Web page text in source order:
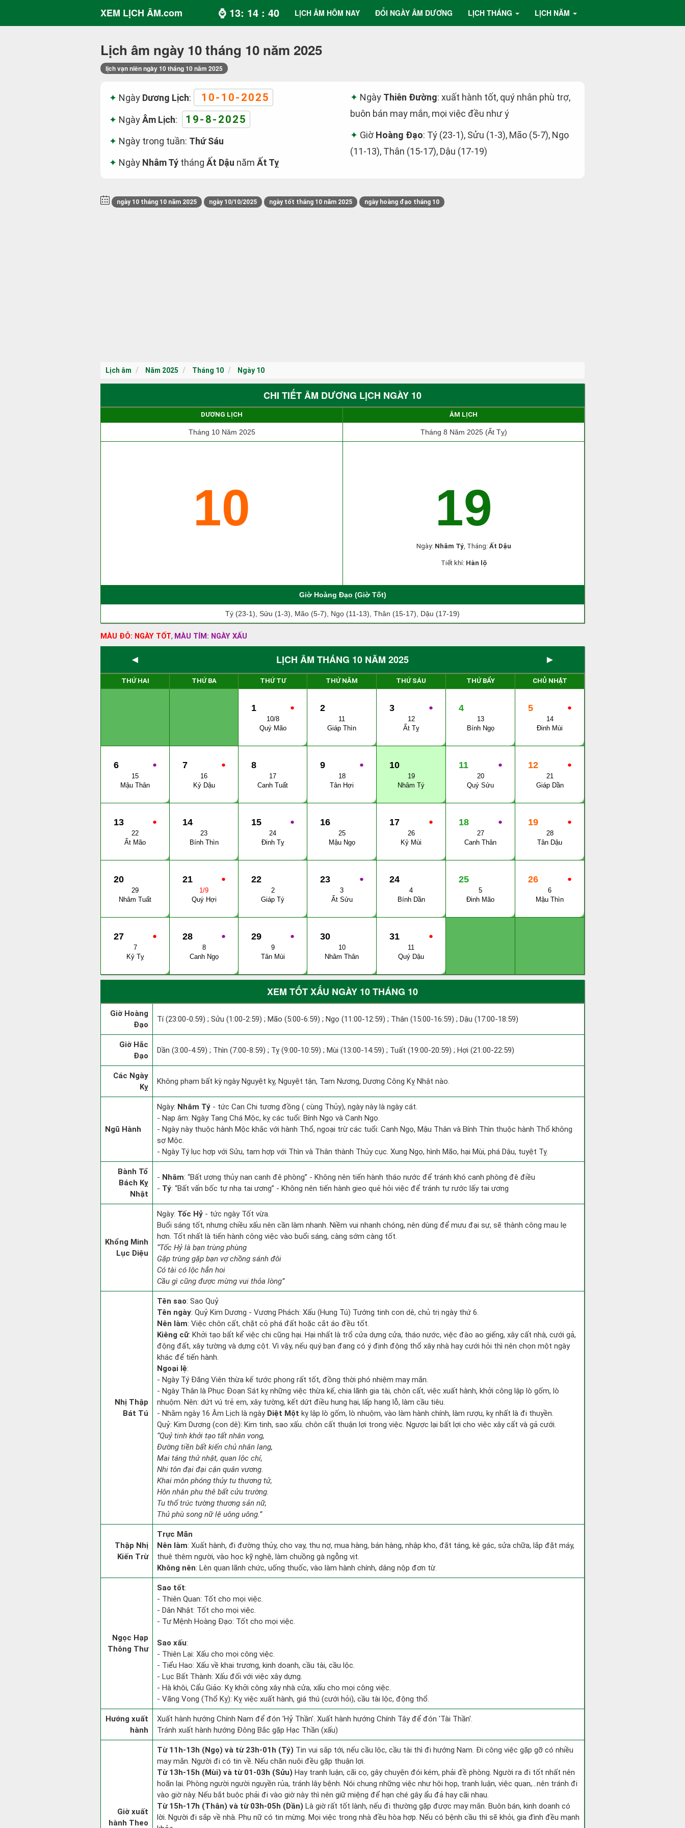
XEM LỊCH ÂM.com ⌚ 13: 14 : 40 LỊCH ÂM HÔM NAY ĐỔI NGÀY ÂM DƯƠNG LỊCH THÁNG LỊCH NĂM
Lịch âm ngày 10 tháng 10 năm 2025
lịch vạn niên ngày 10 tháng 10 năm 2025
Ngày Dương Lịch: 10-10-2025
NgàyÂm Lịch: 19-8-2025
Ngày trong tuần: Thứ Sáu
Ngày Nhâm Tý tháng Ất Dậu năm Ất Tỵ
Ngày Thiên Đường: xuất hành tốt, quý nhân phù trợ,
buôn bán may mắn, mọi việc đều như ý
Giờ Hoàng Đạo: Tý (23-1), Sửu (1-3), Mão (5-7), Ngọ
(11-13), Thân (15-17), Dậu (17-19)
ngày 10 tháng 10 năm 2025 ngày 10/10/2025 ngày tốt tháng 10 năm 2025 ngày hoàng đạo tháng 10
Lịch âm Năm 2025 Tháng 10 Ngày 10
CHI TIẾT ÂM DƯƠNG LỊCH NGÀY 10
DƯƠNG LỊCH ÂM LỊCH
Tháng 10 Năm 2025 Tháng 8 Năm 2025 (Ất Tỵ)
10 19
Ngày: Nhâm Tý, Tháng: Ất Dậu
Tiết khí: Hàn lộ
Giờ Hoàng Đạo (Giờ Tốt)
Tý (23-1), Sửu (1-3), Mão (5-7), Ngọ (11-13), Thân (15-17), Dậu (17-19)
MÀU ĐỎ: NGÀY TỐT, MÀU TÍM: NGÀY XẤU
◄ LỊCH ÂM THÁNG 10 NĂM 2025 ►
THỨ HAI THỨ BA THỨ TƯ THỨ NĂM THỨ SÁU THỨ BẨY CHỦ NHẬT
●
1
10/8
Quý Mão
2
11
Giáp Thìn
●
3
12
Ất Tỵ
4
13
Bính Ngọ
●
5
14
Đinh Mùi
●
6
15
Mậu Thân
●
7
16
Kỷ Dậu
8
17
Canh Tuất
●
9
18
Tân Hợi
10
19
Nhâm Tý
●
11
20
Quý Sửu
●
12
21
Giáp Dần
●
13
22
Ất Mão
14
23
Bính Thìn
●
15
24
Đinh Tỵ
16
25
Mậu Ngọ
●
17
26
Kỷ Mùi
●
18
27
Canh Thân
●
19
28
Tân Dậu
20
29
Nhâm Tuất
●
21
1/9
Quý Hợi
22
2
Giáp Tý
●
23
3
Ất Sửu
24
4
Bính Dần
25
5
Đinh Mão
●
26
6
Mậu Thìn
●
27
7
Kỷ Tỵ
●
28
8
Canh Ngọ
●
29
9
Tân Mùi
30
10
Nhâm Thân
●
31
11
Quý Dậu
XEM TỐT XẤU NGÀY 10 THÁNG 10
Giờ Hoàng
Đạo
Tí (23:00-0:59) ; Sửu (1:00-2:59) ; Mão (5:00-6:59) ; Ngọ (11:00-12:59) ; Thân (15:00-16:59) ; Dậu (17:00-18:59)
Giờ Hắc
Đạo
Dần (3:00-4:59) ; Thìn (7:00-8:59) ; Tỵ (9:00-10:59) ; Mùi (13:00-14:59) ; Tuất (19:00-20:59) ; Hợi (21:00-22:59)
Các Ngày
Kỵ
Không phạm bất kỳ ngày Nguyệt kỵ, Nguyệt tận, Tam Nương, Dương Công Kỵ Nhật nào.
Ngũ Hành
Ngày: Nhâm Tý - tức Can Chi tương đồng ( cùng Thủy), ngày này là ngày cát.
- Nạp âm: Ngày Tang Chá Mộc, kỵ các tuổi: Bính Ngọ và Canh Ngọ.
- Ngày này thuộc hành Mộc khắc với hành Thổ, ngoại trừ các tuổi: Canh Ngọ, Mậu Thân và Bính Thìn thuộc hành Thổ không
sợ Mộc.
- Ngày Tý lục hợp với Sửu, tam hợp với Thìn và Thân thành Thủy cục. Xung Ngọ, hình Mão, hại Mùi, phá Dậu, tuyệt Tỵ.
Bành Tổ
Bách Kỵ
Nhật
- Nhâm: “Bất ương thủy nan canh đê phòng” - Không nên tiến hành tháo nước để tránh khó canh phòng đê điều
- Tý: “Bất vấn bốc tự nhạ tai ương” - Không nên tiến hành gieo quẻ hỏi việc để tránh tự rước lấy tai ương
Khổng Minh
Lục Diệu
Ngày: Tốc Hỷ - tức ngày Tốt vừa.
Buổi sáng tốt, nhưng chiều xấu nên cần làm nhanh. Niềm vui nhanh chóng, nên dùng để mưu đại sự, sẽ thành công mau lẹ
hơn. Tốt nhất là tiến hành công việc vào buổi sáng, càng sớm càng tốt.
“Tốc Hỷ là bạn trùng phùng
Gặp trùng gặp bạn vợ chồng sánh đôi
Có tài có lộc hẳn hoi
Cầu gì cũng được mừng vui thỏa lòng”
Nhị Thập
Bát Tú
Tên sao: Sao Quỷ
Tên ngày: Quỷ Kim Dương - Vương Phách: Xấu (Hung Tú) Tướng tinh con dê, chủ trị ngày thứ 6.
Nên làm: Việc chôn cất, chặt cỏ phá đất hoặc cắt áo đều tốt.
Kiêng cữ: Khởi tạo bất kể việc chi cũng hại. Hại nhất là trổ cửa dựng cửa, tháo nước, việc đào ao giếng, xây cất nhà, cưới gả,
động đất, xây tường và dựng cột. Vì vậy, nếu quý bạn đang có ý định động thổ xây nhà hay cưới hỏi thì nên chọn một ngày
khác để tiến hành.
Ngoại lệ:
- Ngày Tý Đăng Viên thừa kế tước phong rất tốt, đồng thời phó nhiệm may mắn.
- Ngày Thân là Phục Đoạn Sát kỵ những việc thừa kế, chia lãnh gia tài, chôn cất, việc xuất hành, khởi công lập lò gốm, lò
nhuộm. Nên: dứt vú trẻ em, xây tường, kết dứt điều hung hại, lấp hang lỗ, làm cầu tiêu.
- Nhằm ngày 16 Âm Lịch là ngày Diệt Một kỵ lập lò gốm, lò nhuộm, vào làm hành chính, làm rượu, kỵ nhất là đi thuyền.
Quỷ: Kim Dương (con dê): Kim tinh, sao xấu. chôn cất thuận lợi trong việc. Ngược lại bất lợi cho việc xây cất và gả cưới.
“Quỷ tinh khởi tạo tất nhân vong,
Đường tiền bất kiến chủ nhân lang,
Mai táng thử nhật, quan lộc chí,
Nhi tôn đại đại cận quân vương.
Khai môn phóng thủy tu thương tử,
Hôn nhân phu thê bất cửu trường.
Tu thổ trúc tường thương sản nữ,
Thủ phù song nữ lệ uông uông.”
Thập Nhị
Kiến Trừ
Trực Mãn
Nên làm: Xuất hành, đi đường thủy, cho vay, thu nợ, mua hàng, bán hàng, nhập kho, đặt táng, kê gác, sửa chữa, lắp đặt máy,
thuê thêm người, vào học kỹ nghệ, làm chuồng gà ngỗng vịt.
Không nên: Lên quan lãnh chức, uống thuốc, vào làm hành chính, dâng nộp đơn từ.
Ngọc Hạp
Thông Thư
Sao tốt:
- Thiên Quan: Tốt cho mọi việc.
- Dân Nhật: Tốt cho mọi việc.
- Tư Mệnh Hoàng Đạo: Tốt cho mọi việc.
Sao xấu:
- Thiên Lại: Xấu cho mọi công việc.
- Tiểu Hao: Xấu về khai trương, kinh doanh, cầu tài, cầu lộc.
- Lục Bất Thành: Xấu đối với việc xây dựng.
- Hà khôi, Cẩu Giảo: Kỵ khởi công xây nhà cửa, xấu cho mọi công việc.
- Vãng Vong (Thổ Kỵ): Kỵ việc xuất hành, giá thú (cưới hỏi), cầu tài lộc, động thổ.
Hướng xuất
hành
Xuất hành hướng Chính Nam để đón 'Hỷ Thần'. Xuất hành hướng Chính Tây để đón 'Tài Thần'.
Tránh xuất hành hướng Đông Bắc gặp Hạc Thần (xấu)
Giờ xuất
hành Theo
Từ 11h-13h (Ngọ) và từ 23h-01h (Tý) Tin vui sắp tới, nếu cầu lộc, cầu tài thì đi hướng Nam. Đi công việc gặp gỡ có nhiều
may mắn. Người đi có tin về. Nếu chăn nuôi đều gặp thuận lợi.
Từ 13h-15h (Mùi) và từ 01-03h (Sửu) Hay tranh luận, cãi cọ, gây chuyện đói kém, phải đề phòng. Người ra đi tốt nhất nên
hoãn lại. Phòng người người nguyền rủa, tránh lây bệnh. Nói chung những việc như hội họp, tranh luận, việc quan,…nên tránh đi
vào giờ này. Nếu bắt buộc phải đi vào giờ này thì nên giữ miệng để hạn ché gây ẩu đả hay cãi nhau.
Từ 15h-17h (Thân) và từ 03h-05h (Dần) Là giờ rất tốt lành, nếu đi thường gặp được may mắn. Buôn bán, kinh doanh có
lời. Người đi sắp về nhà. Phụ nữ có tin mừng. Mọi việc trong nhà đều hòa hợp. Nếu có bệnh cầu thì sẽ khỏi, gia đình đều mạnh